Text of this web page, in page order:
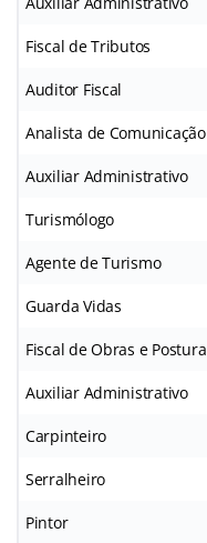
Fiscal de Tributos
Auditor Fiscal
Analista de Comunicação
Auxiliar Administrativo
Turismólogo
Agente de Turismo
Guarda Vidas
Fiscal de Obras e Postura
Auxiliar Administrativo
Carpinteiro
Serralheiro
Pintor